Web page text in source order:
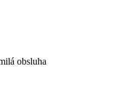
obsluha